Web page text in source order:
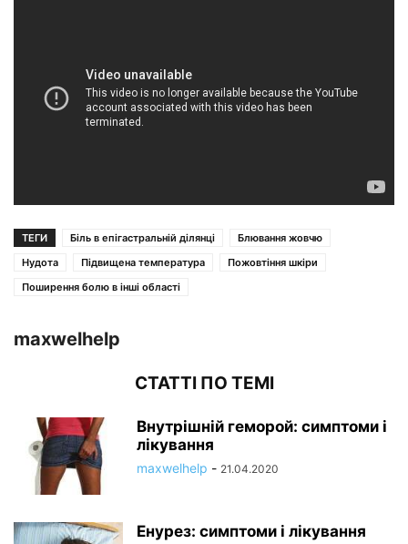
ТЕГИ Біль в епігастральній ділянці
Блювання жовчю
Нудота
Підвищена температура
Пожовтіння шкіри
Поширення болю в інші області
maxwelhelp
СТАТТІ ПО ТЕМІ
Внутрішній геморой: симптоми і
лікування
maxwelhelp - 21.04.2020
Енурез: симптоми і лікування